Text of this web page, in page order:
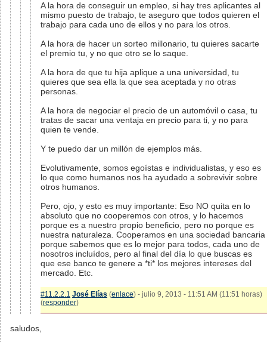
A la hora de conseguir un empleo, si hay tres aplicantes al
mismo puesto de trabajo, te aseguro que todos quieren el
trabajo para cada uno de ellos y no para los otros.
A la hora de hacer un sorteo millonario, tu quieres sacarte
el premio tu, y no que otro se lo saque.
A la hora de que tu hija aplique a una universidad, tu
quieres que sea ella la que sea aceptada y no otras
personas.
A la hora de negociar el precio de un automóvil o casa, tu
tratas de sacar una ventaja en precio para ti, y no para
quien te vende.
Y te puedo dar un millón de ejemplos más.
Evolutivamente, somos egoístas e individualistas, y eso es
lo que como humanos nos ha ayudado a sobrevivir sobre
otros humanos.
Pero, ojo, y esto es muy importante: Eso NO quita en lo
absoluto que no cooperemos con otros, y lo hacemos
porque es a nuestro propio beneficio, pero no porque es
nuestra naturaleza. Cooperamos en una sociedad bancaria
porque sabemos que es lo mejor para todos, cada uno de
nosotros incluídos, pero al final del día lo que buscas es
que ese banco te genere a *ti* los mejores intereses del
mercado. Etc.
#11.2.2.1 José Elías (enlace) - julio 9, 2013 - 11:51 AM (11:51 horas)
(responder)
saludos,